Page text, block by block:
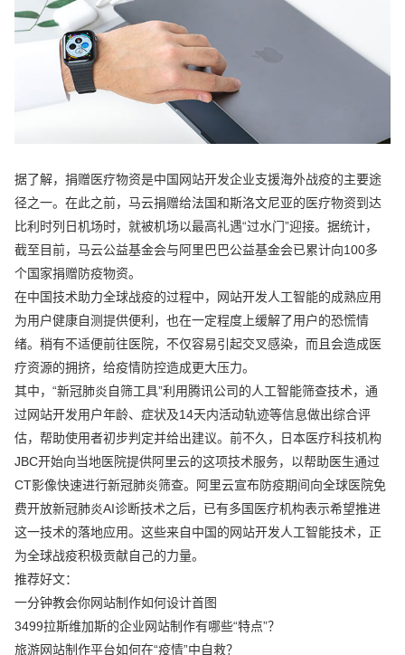
据了解，捐赠医疗物资是中国网站开发企业支援海外战疫的主要途
径之一。在此之前，马云捐赠给法国和斯洛文尼亚的医疗物资到达
比利时列日机场时，就被机场以最高礼遇“过水门”迎接。据统计，
截至目前，马云公益基金会与阿里巴巴公益基金会已累计向100多
个国家捐赠防疫物资。
在中国技术助力全球战疫的过程中，网站开发人工智能的成熟应用
为用户健康自测提供便利，也在一定程度上缓解了用户的恐慌情
绪。稍有不适便前往医院，不仅容易引起交叉感染，而且会造成医
疗资源的拥挤，给疫情防控造成更大压力。
其中，“新冠肺炎自筛工具”利用腾讯公司的人工智能筛查技术，通
过网站开发用户年龄、症状及14天内活动轨迹等信息做出综合评
估，帮助使用者初步判定并给出建议。前不久，日本医疗科技机构
JBC开始向当地医院提供阿里云的这项技术服务，以帮助医生通过
CT影像快速进行新冠肺炎筛查。阿里云宣布防疫期间向全球医院免
费开放新冠肺炎AI诊断技术之后，已有多国医疗机构表示希望推进
这一技术的落地应用。这些来自中国的网站开发人工智能技术，正
为全球战疫积极贡献自己的力量。
推荐好文：
一分钟教会你网站制作如何设计首图
3499拉斯维加斯的企业网站制作有哪些“特点”？
旅游网站制作平台如何在“疫情”中自救？